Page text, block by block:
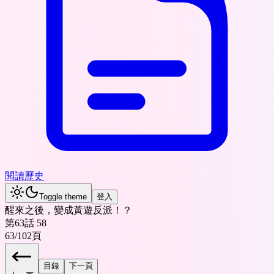
閱讀歷史
Toggle theme 登入
醒來之後，變成黃遊反派！？
第63話 58
63/102頁
目錄 下一頁